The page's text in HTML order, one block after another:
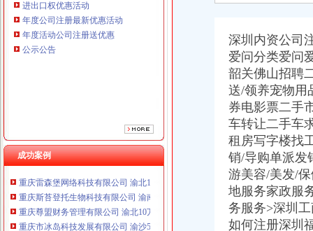
进出口权优惠活动
年度公司注册最新优惠活动
年度活动公司注册送优惠
公示公告
成功案例
重庆欧氏科技发展有限公司 渝九50万 （进出口权）
重庆市明诚塑料制品有限责任公司 渝高100万 （进出口权）
重庆金品科技有限公司 渝南100万 （进出口权）
重庆斯苔登托生物科技有限公司 渝南10万 （工商注册）
重庆尊盟财务管理有限公司 渝北10万 （工商注册）
重庆市冰岛科技发展有限公司 渝沙50万 （进出口权）
深圳内资公司
爱问分类爱问
韶关佛山招聘
送/领养宠物用
券电影票二手
车转让二手车
租房写字楼找
销/导购单派发
游美容/美发/
地服务家政服
务服务>深圳
如何注册深圳